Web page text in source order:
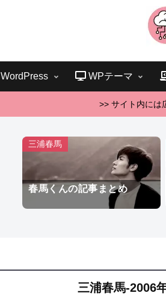
WordPress WPテーマ
>> サイト内に
三浦春馬
春馬くんの記事まとめ
三浦春馬-2006